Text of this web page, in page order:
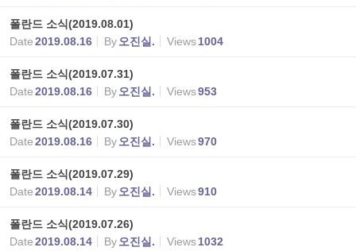
폴란드 소식(2019.08.01)
Date2019.08.16 By 오진실. Views1004
폴란드 소식(2019.07.31)
Date2019.08.16 By 오진실. Views953
폴란드 소식(2019.07.30)
Date2019.08.16 By 오진실. Views970
폴란드 소식(2019.07.29)
Date2019.08.14 By 오진실. Views910
폴란드 소식(2019.07.26)
Date2019.08.14 By 오진실. Views1032